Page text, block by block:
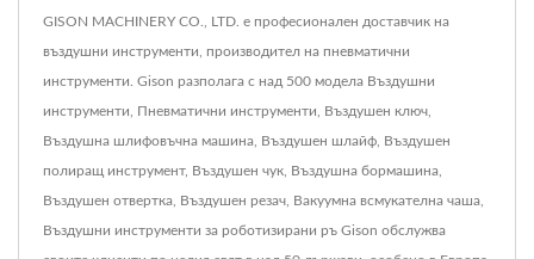
GISON MACHINERY CO., LTD. е професионален доставчик на
въздушни инструменти, производител на пневматични
инструменти. Gison разполага с над 500 модела Въздушни
инструменти, Пневматични инструменти, Въздушен ключ,
Въздушна шлифовъчна машина, Въздушен шлайф, Въздушен
полиращ инструмент, Въздушен чук, Въздушна бормашина,
Въздушен отвертка, Въздушен резач, Вакуумна всмукателна чаша,
Въздушни инструменти за роботизирани ръ Gison обслужва